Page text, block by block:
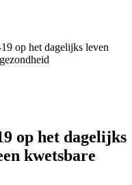
op het dagelijks leven
op het dagelijks
kwetsbare